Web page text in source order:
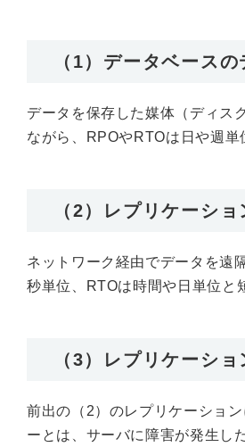
（1）データベース
データを保存した媒体（ディス
ながら、RPOやRTOは日や週単
（2）レプリケーシ
ネットワーク経由でデータを遠
秒単位、RTOは時間や日単位と
（3）レプリケーシ
前出の（2）のレプリケーショ
ーとは、サーバに障害が発生し